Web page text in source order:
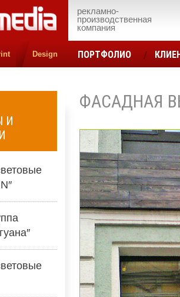
рекламно-
производственная
компания
Design ПОРТФОЛИО
И
ФАСАДНАЯ